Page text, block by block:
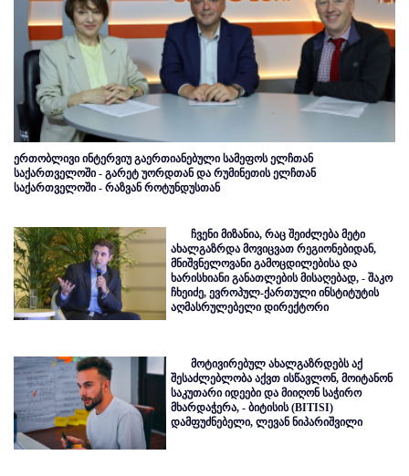
ერთობლივი ინტერვიუ გაერთიანებული სამეფოს ელჩთან
საქართველოში - გარეტ უორდთან და რუმინეთის ელჩთან
საქართველოში - რაზვან როტუნდუსთან
ჩვენი მიზანია, რაც შეიძლება მეტი
ახალგაზრდა მოვიცვათ რეგიონებიდან,
მნიშვნელოვანი გამოცდილებისა და
ხარისხიანი განათლების მისაღებად, - შაკო
ჩხეიძე, ევროპულ-ქართული ინსტიტუტის
აღმასრულებელი დირექტორი
მოტივირებულ ახალგაზრდებს აქ
შესაძლებლობა აქვთ ისწავლონ, მოიტანონ
საკუთარი იდეები და მიიღონ საჭირო
მხარდაჭერა, - ბიტისის (BITISI)
დამფუძნებელი, ლევან ნიპარიშვილი